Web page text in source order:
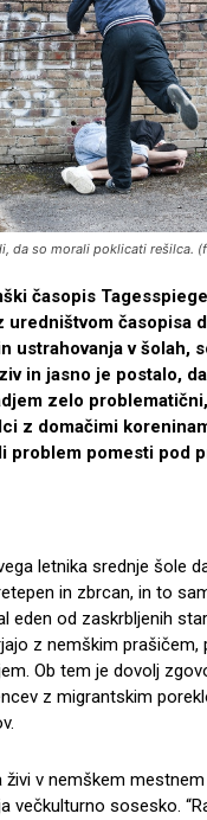
da so morali poklicati rešilca.
časopis
uredništvom časopisa
ustrahovanja v šolah,
in jasno je postalo,
zelo
z domačimi
problem pomesti pod
letnika srednje šole
in zbrcan, in to
eden od zaskrbljenih
z nemškim prašičem,
Ob tem je dovolj
z migrantskim
živi v nemškem
večkulturno sosesko.